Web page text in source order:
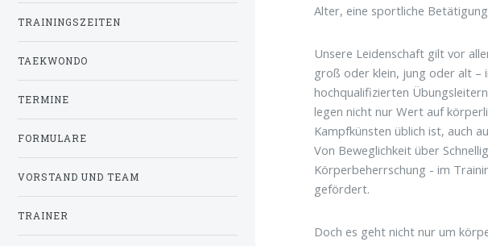
Alter, eine sportliche
Unsere Leidenschaft gilt vor
groß oder klein, jung oder alt –
hochqualifizierten
legen nicht nur Wert auf
Kampfkünsten üblich ist, auch
Von Beweglichkeit über
Körperbeherrschung - im
gefördert.
Doch es geht nicht nur um
TRAININGSZEITEN
TAEKWONDO
TERMINE
FORMULARE
VORSTAND UND TEAM
TRAINER